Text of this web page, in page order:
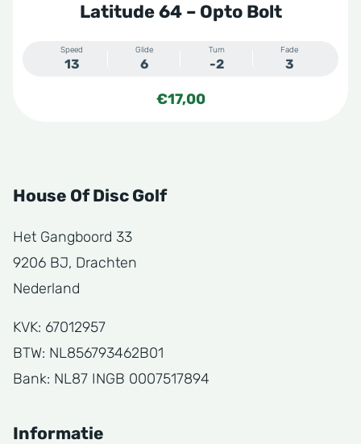
Latitude 64 – Opto Bolt
Speed
13
Glide
6
Turn
-2
Fade
3
€17,00
House Of Disc Golf
Het Gangboord 33
9206 BJ, Drachten
Nederland
KVK: 67012957
BTW: NL856793462B01
Bank: NL87 INGB 0007517894
Informatie